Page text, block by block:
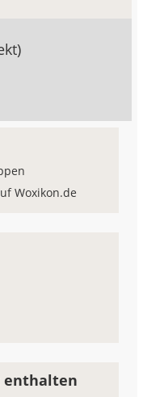
Woxikon.de
enthalten